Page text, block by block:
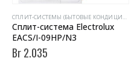
CПЛИТ-СИСТЕМЫ (БЫТОВЫЕ КОНДИЦИОНЕРЫ)
Сплит-система Electrolux
EACS/I-09HP/N3
Br2.035